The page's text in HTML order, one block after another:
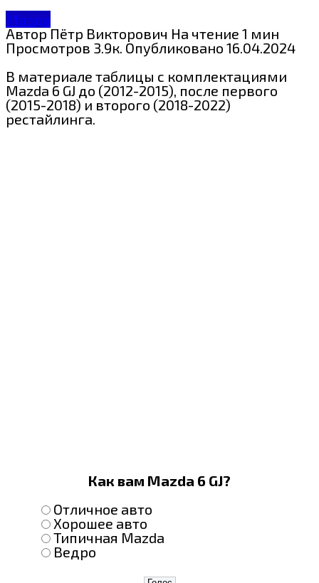
Мазда
АвторПётр Викторович На чтение 1 мин
Просмотров 3.9к. Опубликовано 16.04.2024
В материале таблицы с комплектациями
Mazda 6 GJ до (2012-2015), после первого
(2015-2018) и второго (2018-2022)
рестайлинга.
Как вам Mazda 6 GJ?
Отличное авто
Хорошее авто
Типичная Mazda
Ведро